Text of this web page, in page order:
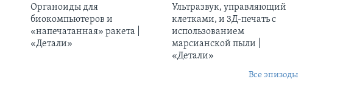
Органоиды для
биокомпьютеров и
«напечатанная» ракета |
«Детали»
Ультразвук, управляющий
клетками, и 3Д-печать c
использованием
марсианской пыли |
«Детали»
Все эпизоды